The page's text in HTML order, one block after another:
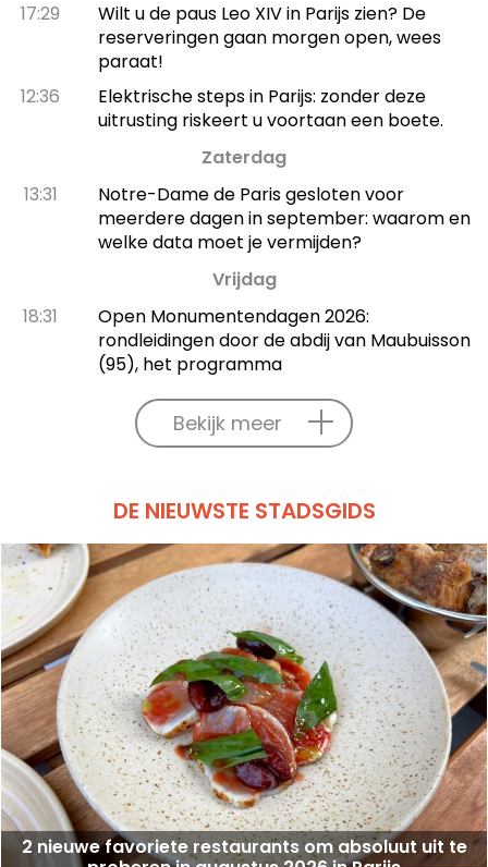
17:29
Wilt u de paus Leo XIV in Parijs zien? De
reserveringen gaan morgen open, wees
paraat!
12:36
Elektrische steps in Parijs: zonder deze
uitrusting riskeert u voortaan een boete.
Zaterdag
13:31
Notre-Dame de Paris gesloten voor
meerdere dagen in september: waarom en
welke data moet je vermijden?
Vrijdag
18:31
Open Monumentendagen 2026:
rondleidingen door de abdij van Maubuisson
(95), het programma
Bekijk meer
DE NIEUWSTE STADSGIDS
2 nieuwe favoriete restaurants om absoluut uit te